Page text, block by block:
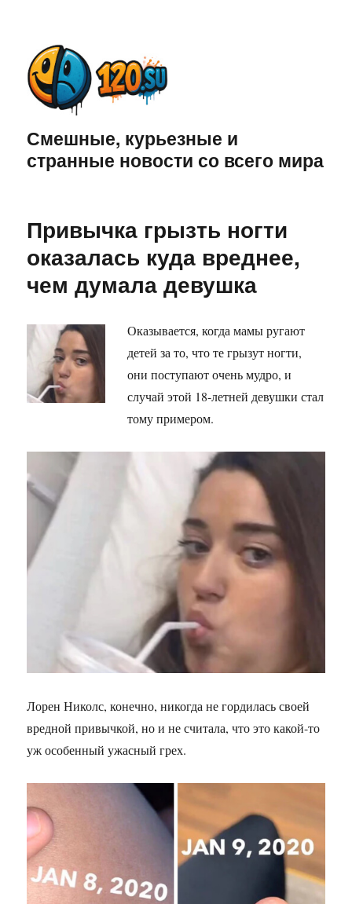
Смешные, курьезные и
странные новости со всего мира
Привычка грызть ногти
оказалась куда вреднее,
чем думала девушка
Оказывается, когда мамы ругают
детей за то, что те грызут ногти,
они поступают очень мудро, и
случай этой 18-летней девушки стал
тому примером.
Лорен Николс, конечно, никогда не гордилась своей
вредной привычкой, но и не считала, что это какой-то
уж особенный ужасный грех.